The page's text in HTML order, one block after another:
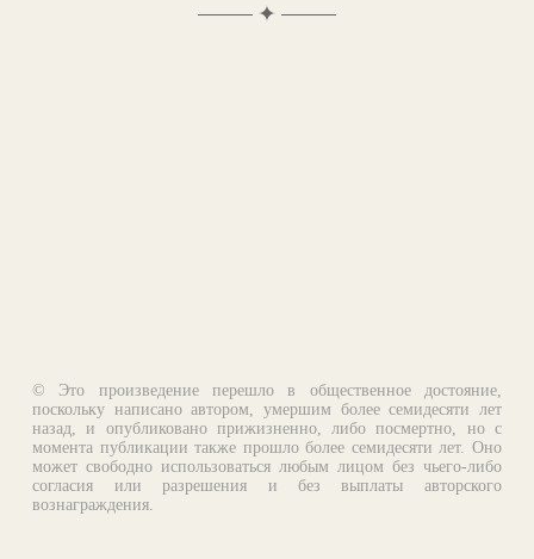
✦
© Это произведение перешло в общественное достояние,
поскольку написано автором, умершим более семидесяти лет
назад, и опубликовано прижизненно, либо посмертно, но с
момента публикации также прошло более семидесяти лет. Оно
может свободно использоваться любым лицом без чьего-либо
согласия или разрешения и без выплаты авторского
вознаграждения.